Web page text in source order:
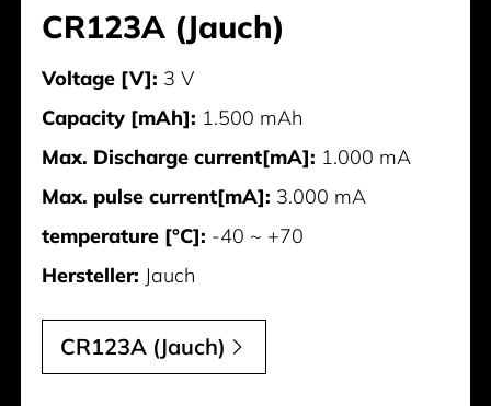
CR123A (Jauch)
Voltage [V]: 3 V
Capacity [mAh]: 1.500 mAh
Max. Discharge current[mA]: 1.000 mA
Max. pulse current[mA]: 3.000 mA
temperature [°C]: -40 ~ +70
Hersteller: Jauch
CR123A (Jauch)